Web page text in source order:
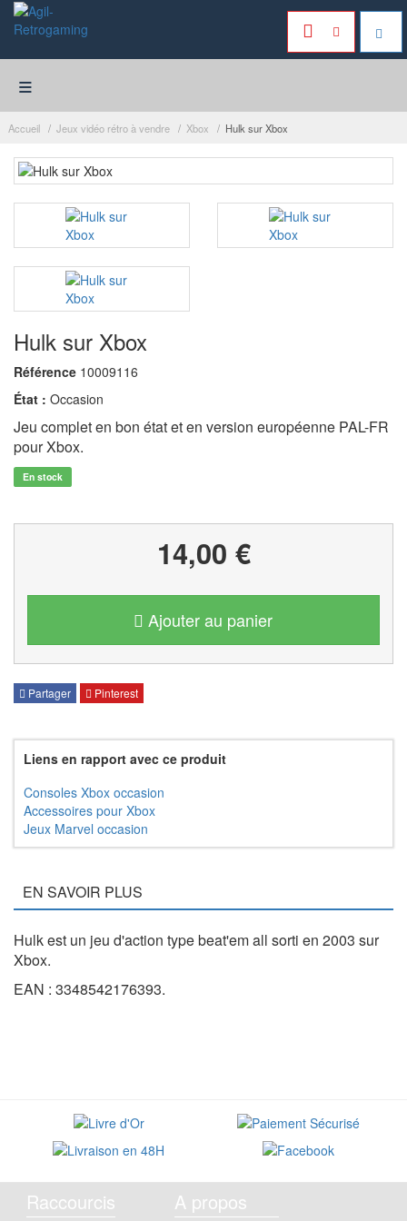
≡
Accueil Jeux vidéo rétro à vendre Xbox Hulk sur Xbox
Hulk sur Xbox
Référence 10009116
État : Occasion
Jeu complet en bon état et en version européenne PAL-FR
pour Xbox.
En stock
14,00 €
Ajouter au panier
Partager Pinterest
Liens en rapport avec ce produit
Consoles Xbox occasion
Accessoires pour Xbox
Jeux Marvel occasion
EN SAVOIR PLUS
Hulk est un jeu d'action type beat'em all sorti en 2003 sur
Xbox.
EAN : 3348542176393.
Raccourcis A propos